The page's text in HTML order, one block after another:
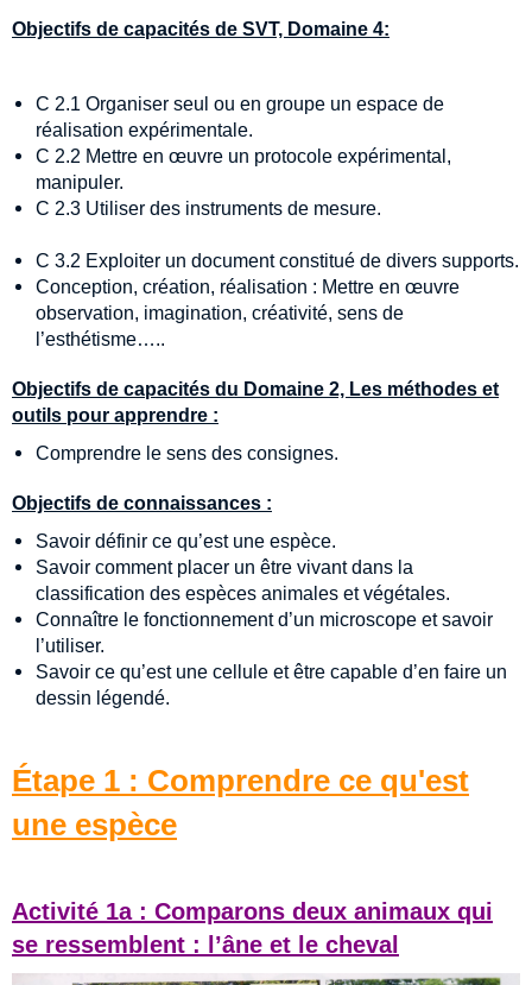
Objectifs de capacités de SVT, Domaine 4:
C 2.1 Organiser seul ou en groupe un espace de
réalisation expérimentale.
C 2.2 Mettre en œuvre un protocole expérimental,
manipuler.
C 2.3 Utiliser des instruments de mesure.
C 3.2 Exploiter un document constitué de divers supports.
Conception, création, réalisation : Mettre en œuvre
observation, imagination, créativité, sens de
l’esthétisme…..
Objectifs de capacités du Domaine 2, Les méthodes et
outils pour apprendre :
Comprendre le sens des consignes.
Objectifs de connaissances :
Savoir définir ce qu’est une espèce.
Savoir comment placer un être vivant dans la
classification des espèces animales et végétales.
Connaître le fonctionnement d’un microscope et savoir
l’utiliser.
Savoir ce qu’est une cellule et être capable d’en faire un
dessin légendé.
Étape 1 : Comprendre ce qu'est
une espèce
Activité 1a : Comparons deux animaux qui
se ressemblent : l’âne et le cheval